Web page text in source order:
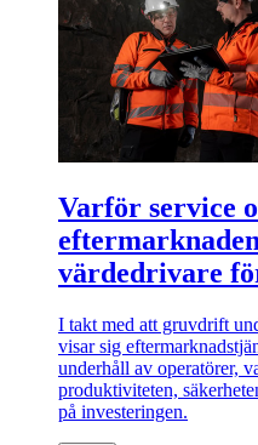
Varför service
värdedrivare
I takt med att gruvdrift
visar sig
underhåll av operatörer,
produktiviteten,
på investeringen.